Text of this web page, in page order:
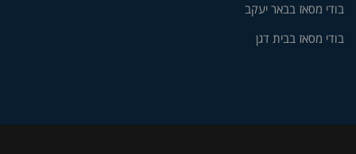
בודי מסאז בבאר יעקב
בודי מסאז בבית דגן